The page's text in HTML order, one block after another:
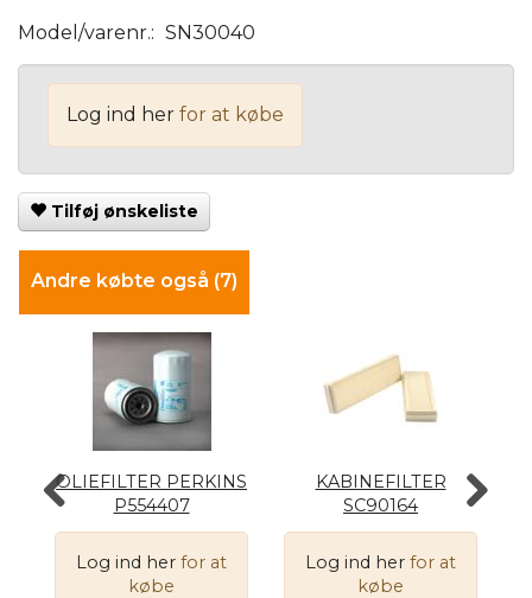
Model/varenr.: SN30040
Log ind her for at købe
Tilføj ønskeliste
Andre købte også (7)
OLIEFILTER PERKINS
P554407
Log ind her for at
købe
KABINEFILTER
SC90164
Log ind her for at
købe